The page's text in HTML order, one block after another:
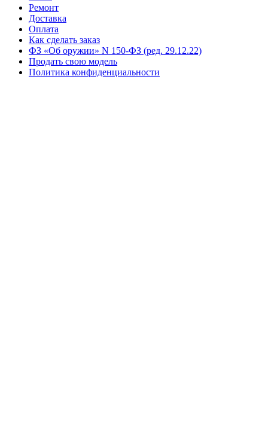
Ремонт
Доставка
Оплата
Как сделать заказ
ФЗ «Об оружии» N 150-ФЗ (ред. 29.12.22)
Продать свою модель
Политика конфиденциальности